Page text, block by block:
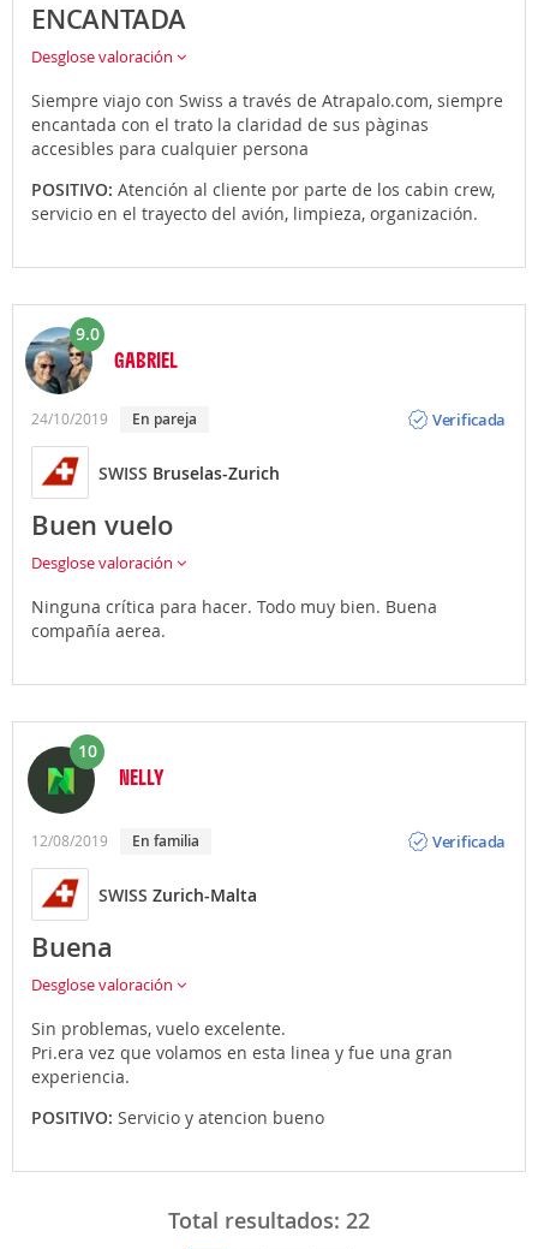
ENCANTADA
Desglose valoración
Siempre viajo con Swiss a través de Atrapalo.com, siempre
encantada con el trato la claridad de sus pàginas
accesibles para cualquier persona
POSITIVO: Atención al cliente por parte de los cabin crew,
servicio en el trayecto del avión, limpieza, organización.
9.0
GABRIEL
24/10/2019 En pareja
Verificada
SWISS Bruselas-Zurich
Buen vuelo
Desglose valoración
Ninguna crítica para hacer. Todo muy bien. Buena
compañía aerea.
10
NELLY
12/08/2019 En familia
Verificada
SWISS Zurich-Malta
Buena
Desglose valoración
Sin problemas, vuelo excelente.
Pri.era vez que volamos en esta linea y fue una gran
experiencia.
POSITIVO: Servicio y atencion bueno
Total resultados: 22